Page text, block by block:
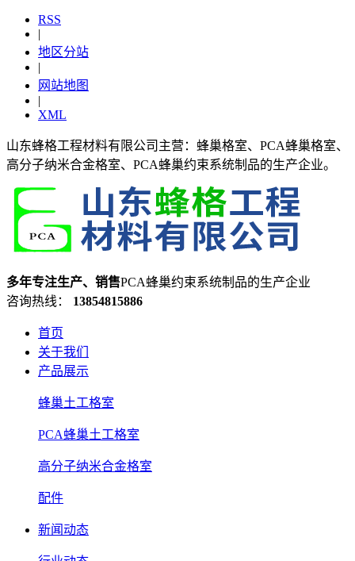
RSS
|
地区分站
|
网站地图
|
XML
山东蜂格工程材料有限公司主营：蜂巢格室、PCA蜂巢格室、
高分子纳米合金格室、PCA蜂巢约束系统制品的生产企业。
多年专注生产、销售PCA蜂巢约束系统制品的生产企业
咨询热线： 13854815886
首页
关于我们
产品展示
蜂巢土工格室
PCA蜂巢土工格室
高分子纳米合金格室
配件
新闻动态